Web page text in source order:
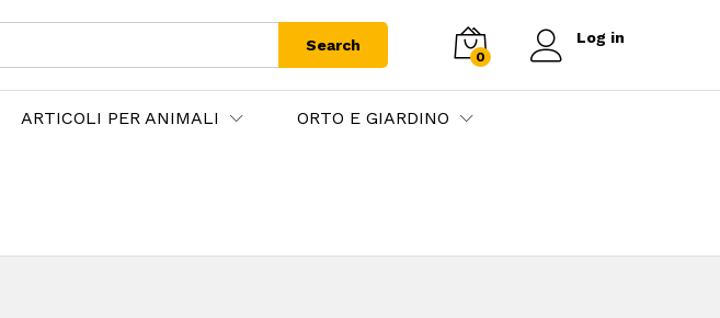
Search
0
Log in
ARTICOLI PER ANIMALI ORTO E GIARDINO